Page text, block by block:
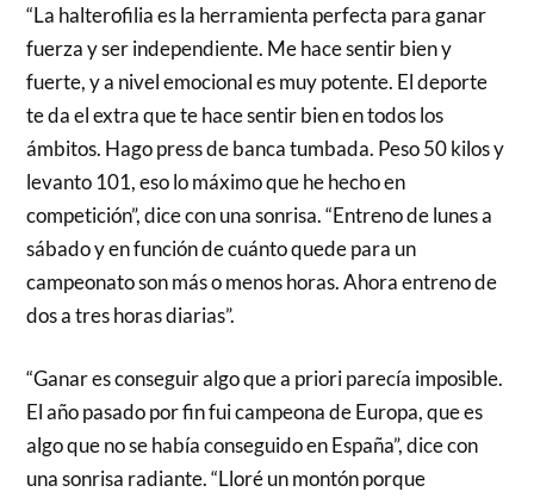
“La halterofilia es la herramienta perfecta para ganar
fuerza y ser independiente. Me hace sentir bien y
fuerte, y a nivel emocional es muy potente. El deporte
te da el extra que te hace sentir bien en todos los
ámbitos. Hago press de banca tumbada. Peso 50 kilos y
levanto 101, eso lo máximo que he hecho en
competición”, dice con una sonrisa. “Entreno de lunes a
sábado y en función de cuánto quede para un
campeonato son más o menos horas. Ahora entreno de
dos a tres horas diarias”.
“Ganar es conseguir algo que a priori parecía imposible.
El año pasado por fin fui campeona de Europa, que es
algo que no se había conseguido en España”, dice con
una sonrisa radiante. “Lloré un montón porque